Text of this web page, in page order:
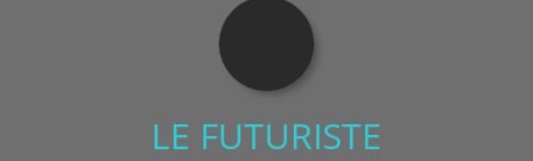
LE FUTURISTE